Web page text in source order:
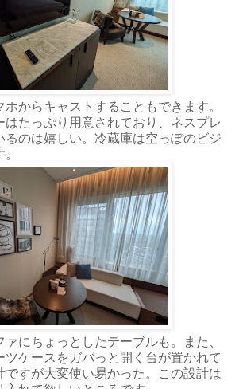
からキャストすることもできます。
はたっぷり用意されており、ネスプレ
るのは嬉しい。冷蔵庫は空っぽのビジ
にちょっとしたテーブルも。また、
ツケースをガバっと開く台が置かれて
ですが大変使い易かった。この設計は